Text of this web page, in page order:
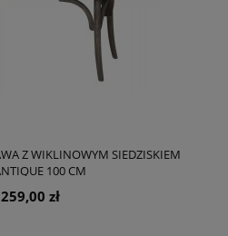
Z WIKLINOWYM SIEDZISKIEM
100 CM
zł